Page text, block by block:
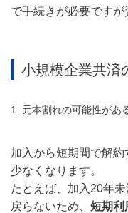
で手続きが必要ですが
小規模企業共済
1. 元本割れの可能性があ
加入から短期間で解
少なくなります。
たとえば、加入20年
戻らないため、 短期利